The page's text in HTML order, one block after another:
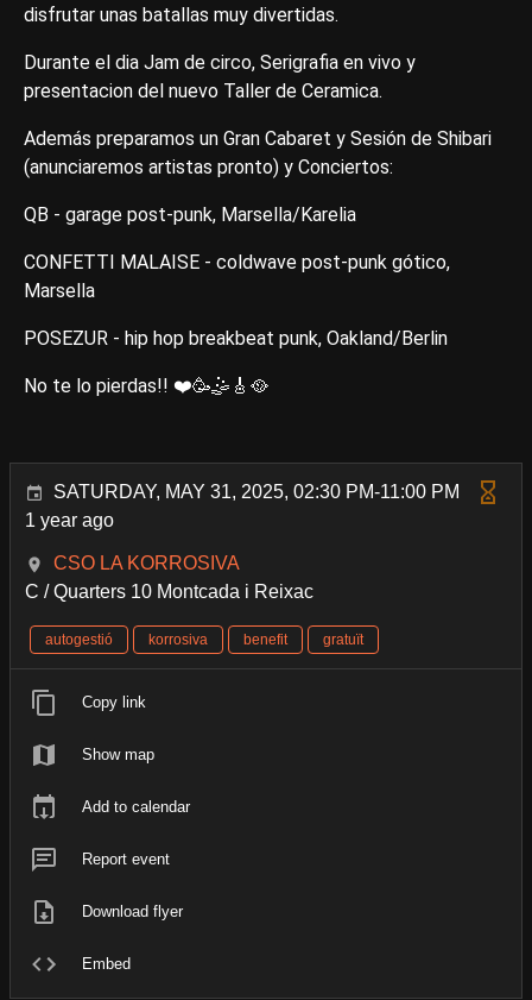
disfrutar unas batallas muy divertidas.
Durante el dia Jam de circo, Serigrafia en vivo y
presentacion del nuevo Taller de Ceramica.
Además preparamos un Gran Cabaret y Sesión de Shibari
(anunciaremos artistas pronto) y Conciertos:
QB - garage post-punk, Marsella/Karelia
CONFETTI MALAISE - coldwave post-punk gótico,
Marsella
POSEZUR - hip hop breakbeat punk, Oakland/Berlin
No te lo pierdas!! ❤️🥳🤹🎸🥘
SATURDAY, MAY 31, 2025, 02:30 PM-11:00 PM
1 year ago
CSO LA KORROSIVA
C / Quarters 10 Montcada i Reixac
autogestió korrosiva benefit gratuït
Copy link
Show map
Add to calendar
Report event
Download flyer
Embed